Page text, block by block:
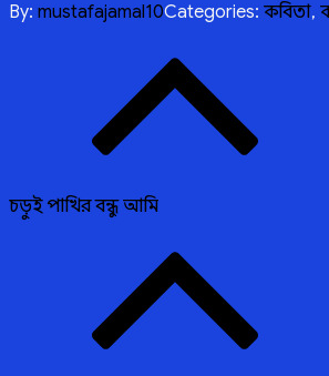
By: mustafajamal10Categories: কবিতা,
চড়ুই পাখির বন্ধু আমি